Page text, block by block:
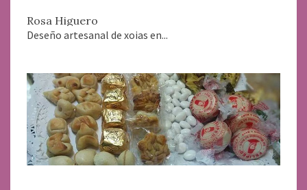
Rosa Higuero
Deseño artesanal de xoias en...